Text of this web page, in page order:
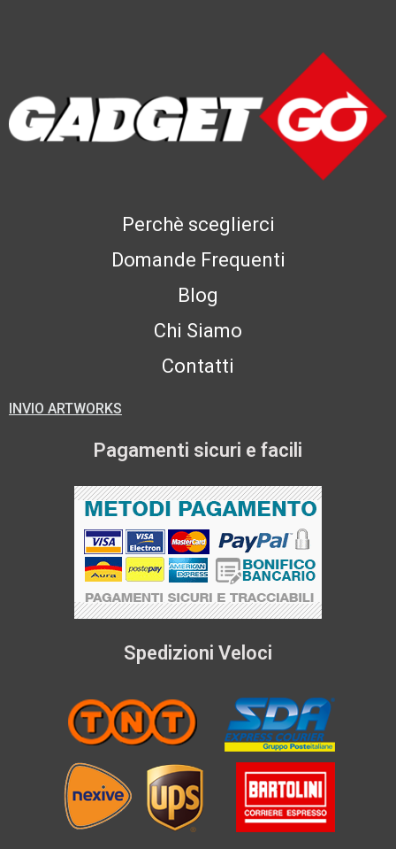
Perchè sceglierci
Domande Frequenti
Blog
Chi Siamo
Contatti
INVIO ARTWORKS
Pagamenti sicuri e facili
Spedizioni Veloci